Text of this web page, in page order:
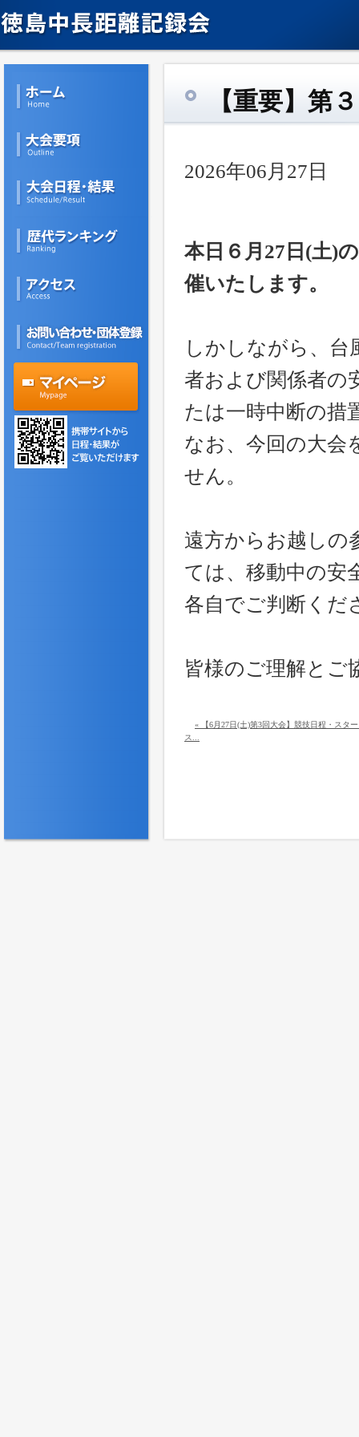
【重要】第
2026年06月27日
本日６月27日(土)
催いたします。
しかしながら、台
者および関係者の
たは一時中断の措
なお、今回の大会
せん。
遠方からお越しの
ては、移動中の安
各自でご判断くだ
皆様のご理解とご
« 【6月27日(土)第3回大会】競技日程・スタ
ス...